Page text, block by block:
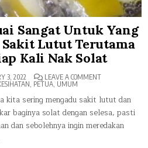
Sangat Untuk Yang
Lutut Terutama
Kali Nak Solat
3, 2022 LEAVE A COMMENTON
SESUAI
SANGAT
UNTUK
YANG
SELALU
PETUA UMUM
kita sering mengadu sakit lutut dan
baginya solat dengan selesa, pasti
dan sebolehnya ingin meredakan